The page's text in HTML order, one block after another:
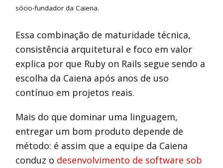
sócio-fundador da Caiena.
Essa combinação de maturidade técnica,
consistência arquitetural e foco em valor
explica por que Ruby on Rails segue sendo a
escolha da Caiena após anos de uso
contínuo em projetos reais.
Mais do que dominar uma linguagem,
entregar um bom produto depende de
método: é assim que a equipe da Caiena
conduz o desenvolvimento de software sob